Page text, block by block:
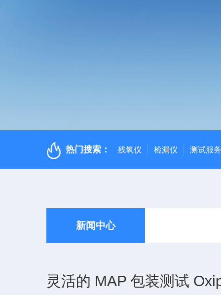
热门搜索： 残氧仪 检漏仪 测试服务
新闻中心
灵活的 MAP 包装测试